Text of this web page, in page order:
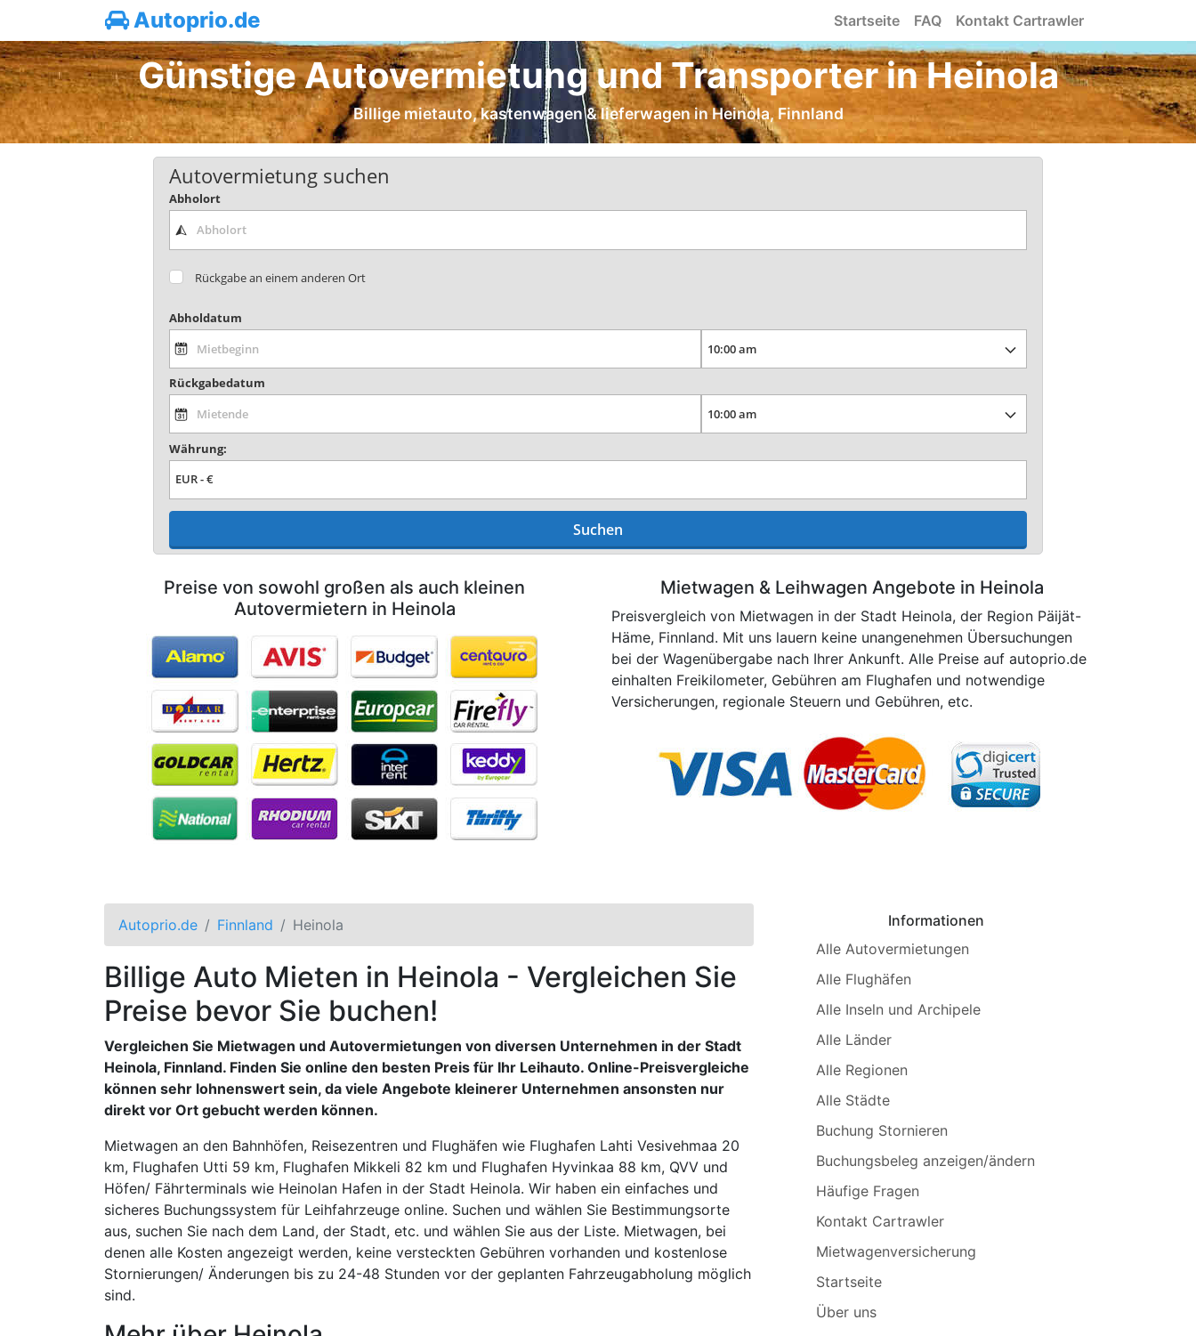
Autoprio.de Startseite FAQ Kontakt Cartrawler
Günstige Autovermietung und Transporter in Heinola
Billige mietauto, kastenwagen & lieferwagen in Heinola, Finnland
Autovermietung suchen
Abholort
Rückgabe an einem anderen Ort
Abholdatum
Rückgabedatum
Währung:
Suchen
Preise von sowohl großen als auch kleinen
Autovermietern in Heinola
Mietwagen & Leihwagen Angebote in Heinola
Preisvergleich von Mietwagen in der Stadt Heinola, der Region Päijät-
Häme, Finnland. Mit uns lauern keine unangenehmen Übersuchungen
bei der Wagenübergabe nach Ihrer Ankunft. Alle Preise auf autoprio.de
einhalten Freikilometer, Gebühren am Flughafen und notwendige
Versicherungen, regionale Steuern und Gebühren, etc.
Autoprio.de Finnland Heinola
Billige Auto Mieten in Heinola - Vergleichen Sie
Preise bevor Sie buchen!
Vergleichen Sie Mietwagen und Autovermietungen von diversen Unternehmen in der Stadt
Heinola, Finnland. Finden Sie online den besten Preis für Ihr Leihauto. Online-Preisvergleiche
können sehr lohnenswert sein, da viele Angebote kleinerer Unternehmen ansonsten nur
direkt vor Ort gebucht werden können.
Mietwagen an den Bahnhöfen, Reisezentren und Flughäfen wie Flughafen Lahti Vesivehmaa 20
km, Flughafen Utti 59 km, Flughafen Mikkeli 82 km und Flughafen Hyvinkaa 88 km, QVV und
Höfen/ Fährterminals wie Heinolan Hafen in der Stadt Heinola. Wir haben ein einfaches und
sicheres Buchungssystem für Leihfahrzeuge online. Suchen und wählen Sie Bestimmungsorte
aus, suchen Sie nach dem Land, der Stadt, etc. und wählen Sie aus der Liste. Mietwagen, bei
denen alle Kosten angezeigt werden, keine versteckten Gebühren vorhanden und kostenlose
Stornierungen/ Änderungen bis zu 24-48 Stunden vor der geplanten Fahrzeugabholung möglich
sind.
Informationen
Alle Autovermietungen
Alle Flughäfen
Alle Inseln und Archipele
Alle Länder
Alle Regionen
Alle Städte
Buchung Stornieren
Buchungsbeleg anzeigen/ändern
Häufige Fragen
Kontakt Cartrawler
Mietwagenversicherung
Startseite
Über uns